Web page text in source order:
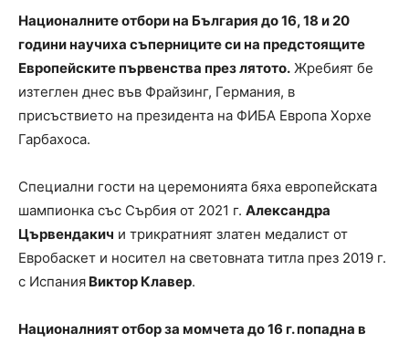
Националните отбори на България до 16, 18 и 20
години научиха съперниците си на предстоящите
Европейските първенства през лятото. Жребият бе
изтеглен днес във Фрайзинг, Германия, в
присъствието на президента на ФИБА Европа Хорхе
Гарбахоса.
Специални гости на церемонията бяха европейската
шампионка със Сърбия от 2021 г. Александра
Цървендакич и трикратният златен медалист от
Евробаскет и носител на световната титла през 2019 г.
с Испания Виктор Клавер.
Националният отбор за момчета до 16 г. попадна в